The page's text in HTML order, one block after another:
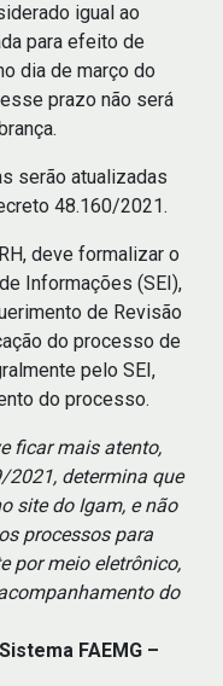
igual ao
para efeito de
dia de março do
prazo não será
serão atualizadas
48.160/2021.
deve formalizar o
Informações (SEI),
de Revisão
do processo de
pelo SEI,
do processo.
ficar mais atento,
2021, determina que
site do Igam, e não
processos para
por meio eletrônico,
do
FAEMG –